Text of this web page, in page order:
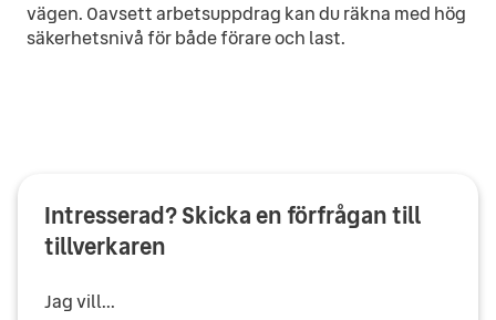
vägen. Oavsett arbetsuppdrag kan du räkna med hög
säkerhetsnivå för både förare och last.
Intresserad? Skicka en förfrågan till
tillverkaren
Jag vill...